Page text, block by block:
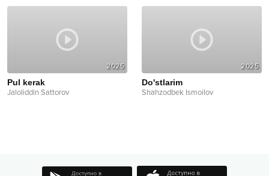
2025
Pul kerak
Jaloliddin Sattorov
2025
Do'stlarim
Shahzodbek Ismoilov